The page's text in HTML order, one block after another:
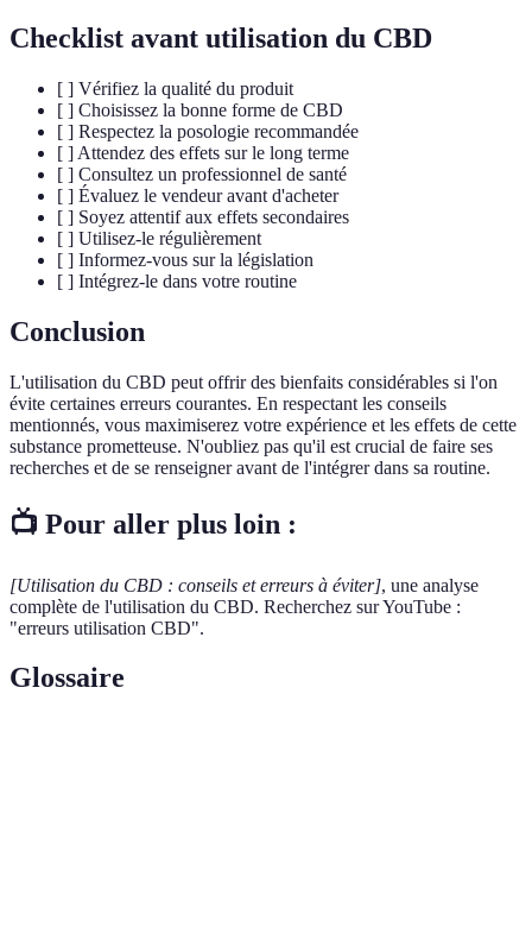
Checklist avant utilisation du CBD
[ ] Vérifiez la qualité du produit
[ ] Choisissez la bonne forme de CBD
[ ] Respectez la posologie recommandée
[ ] Attendez des effets sur le long terme
[ ] Consultez un professionnel de santé
[ ] Évaluez le vendeur avant d'acheter
[ ] Soyez attentif aux effets secondaires
[ ] Utilisez-le régulièrement
[ ] Informez-vous sur la législation
[ ] Intégrez-le dans votre routine
Conclusion
L'utilisation du CBD peut offrir des bienfaits considérables si l'on
évite certaines erreurs courantes. En respectant les conseils
mentionnés, vous maximiserez votre expérience et les effets de cette
substance prometteuse. N'oubliez pas qu'il est crucial de faire ses
recherches et de se renseigner avant de l'intégrer dans sa routine.
📺 Pour aller plus loin :
[Utilisation du CBD : conseils et erreurs à éviter], une analyse
complète de l'utilisation du CBD. Recherchez sur YouTube :
"erreurs utilisation CBD".
Glossaire